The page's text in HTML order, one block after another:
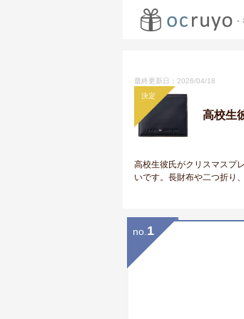
最終更新日：2026/04/18
決定
高校生
高校生彼氏がクリスマスプ
いです。長財布や二つ折り
no. 1